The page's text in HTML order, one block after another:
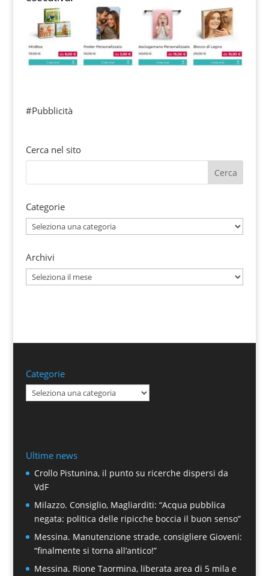
#Pubblicità
Cerca nel sito
Categorie
Categorie
Archivi
Archivi
Categorie
Categorie
Ultime news
Crollo Pistunina, il punto su ricerche dispersi da
VdF
Milazzo. Consiglio, Magliarditi: “Acqua pubblica
negata: politica delle ripicche boccia il buon senso”
Messina. Manutenzione strade, consigliere Gioveni:
“finalmente si torna all’antico!”
Messina. Rione Taormina, liberata area di 5 mila e